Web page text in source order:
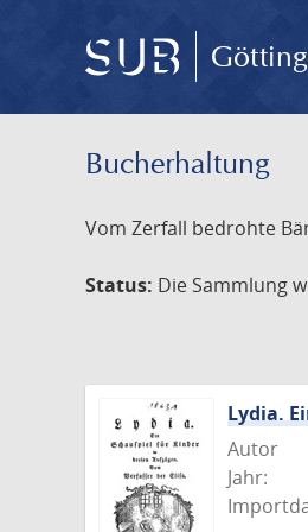
Bucherhaltung
Vom Zerfall bedrohte
Status: Die Sammlung
Lydia.
Autor
Jahr: